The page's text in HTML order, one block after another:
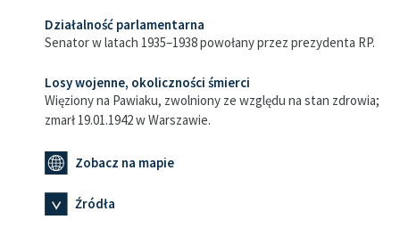
Działalność parlamentarna
Senator w latach 1935–1938 powołany przez prezydenta RP.
Losy wojenne, okoliczności śmierci
Więziony na Pawiaku, zwolniony ze względu na stan zdrowia;
zmarł 19.01.1942 w Warszawie.
Zobacz na mapie
Źródła